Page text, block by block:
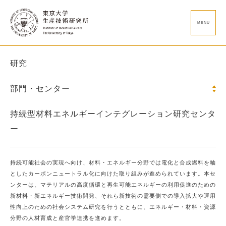
MENU
研究
部門・センター
持続型材料エネルギーインテグレーション研究センタ
ー
持続可能社会の実現へ向け、材料・エネルギー分野では電化と合成燃料を軸
としたカーボンニュートラル化に向けた取り組みが進められています。本セ
ンターは、マテリアルの高度循環と再生可能エネルギーの利用促進のための
新材料・新エネルギー技術開発、それら新技術の需要側での導入拡大や運用
性向上のための社会システム研究を行うとともに、エネルギー・材料・資源
分野の人材育成と産官学連携を進めます。